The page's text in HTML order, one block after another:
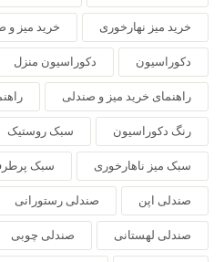
خرید میز نهارخوری خرید میز و
دکوراسیون دکوراسیون منزل
راهنمای خرید میز و صندلی
رنگ دکوراسیون سبک روستیک
سبک میز ناهارخوری سبک
صندلی اپن صندلی رستورانی
صندلی لهستانی صندلی چوبی